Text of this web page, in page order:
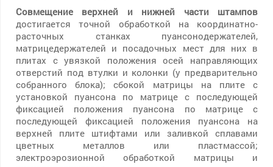
Совмещение верхней и нижней части штампов
достигается точной обработкой на координатно-
расточных станках пуансонодержателей,
матрицедержателей и посадочных мест для них в
плитах с увязкой положения осей направляющих
отверстий под втулки и колонки (у предварительно
собранного блока); сбокой матрицы на плите с
установкой пуансона по матрице с последующей
фиксацией положения пуансона по матрице с
последующей фиксацией положения пуансона на
верхней плите штифтами или заливкой сплавами
цветных металлов или пластмассой;
электроэрозионной обработкой матрицы и